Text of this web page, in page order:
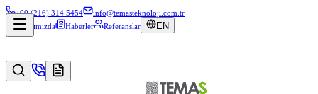
+90 (216) 314 5454
info@temasteknoloji.com.tr
Hakkımızda
Haberler Referanslar EN